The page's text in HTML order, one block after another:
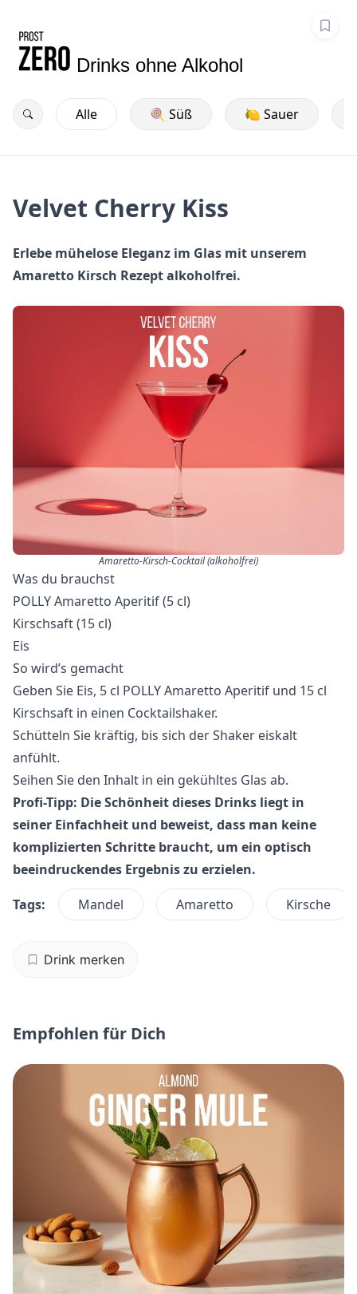
Drinks ohne Alkohol
Alle 🍭 Süß 🍋 Sauer
Velvet Cherry Kiss
Erlebe mühelose Eleganz im Glas mit unserem
Amaretto Kirsch Rezept alkoholfrei.
Amaretto-Kirsch-Cocktail (alkoholfrei)
Was du brauchst
POLLY Amaretto Aperitif (5 cl)
Kirschsaft (15 cl)
Eis
So wird’s gemacht
Geben Sie Eis, 5 cl POLLY Amaretto Aperitif und 15 cl
Kirschsaft in einen Cocktailshaker.
Schütteln Sie kräftig, bis sich der Shaker eiskalt
anfühlt.
Seihen Sie den Inhalt in ein gekühltes Glas ab.
Profi-Tipp: Die Schönheit dieses Drinks liegt in
seiner Einfachheit und beweist, dass man keine
komplizierten Schritte braucht, um ein optisch
beeindruckendes Ergebnis zu erzielen.
Tags:
Mandel Amaretto Kirsche
Drink merken
Empfohlen für Dich